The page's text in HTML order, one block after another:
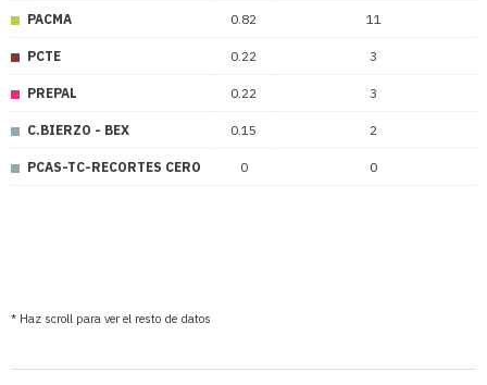
PACMA 0.82 11
PCTE 0.22 3
PREPAL 0.22 3
C.BIERZO - BEX 0.15 2
PCAS-TC-RECORTES CERO 0 0
* Haz scroll para ver el resto de datos